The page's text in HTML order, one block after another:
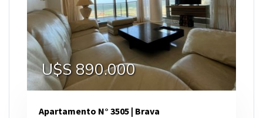
U$S 890.000
Apartamento N° 3505 | Brava